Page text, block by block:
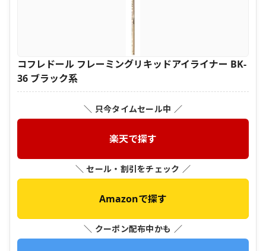
コフレドール フレーミングリキッドアイライナー BK-
36 ブラック系
＼ 只今タイムセール中 ／
楽天で探す
＼ セール・割引をチェック ／
Amazonで探す
＼ クーポン配布中かも ／